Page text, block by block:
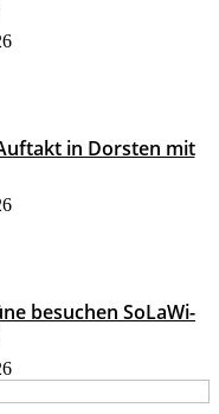
in Dorsten mit
besuchen SoLaWi-